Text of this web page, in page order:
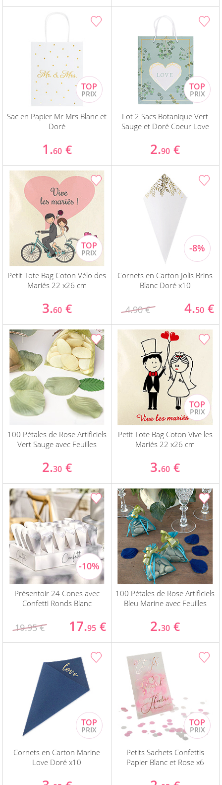
Sac en Papier Mr Mrs Blanc et
Doré
1.60 €
Lot 2 Sacs Botanique Vert
Sauge et Doré Coeur Love
2.90 €
Petit Tote Bag Coton Vélo des
Mariés 22 x26 cm
3.60 €
Cornets en Carton Jolis Brins
Blanc Doré x10
4.90 € 4.50 €
100 Pétales de Rose Artificiels
Vert Sauge avec Feuilles
2.30 €
Petit Tote Bag Coton Vive les
Mariés 22 x26 cm
3.60 €
Présentoir 24 Cones avec
Confetti Ronds Blanc
19.95 € 17.95 €
100 Pétales de Rose Artificiels
Bleu Marine avec Feuilles
2.30 €
Cornets en Carton Marine
Love Doré x10
Petits Sachets Confettis
Papier Blanc et Rose x6